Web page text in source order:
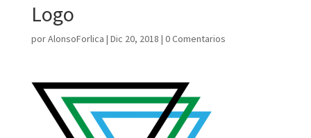
Logo
porAlonsoForlica | Dic 20, 2018 | 0 Comentarios